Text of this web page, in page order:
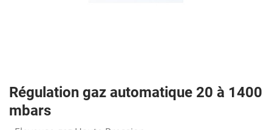
Régulation gaz automatique 20 à 1400
mbars